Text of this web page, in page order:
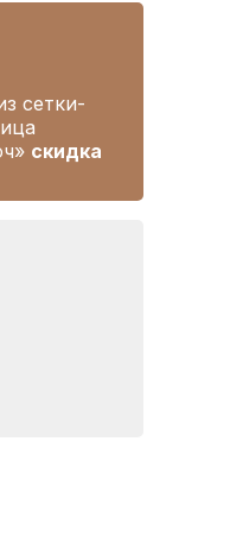
сетки-
скидка